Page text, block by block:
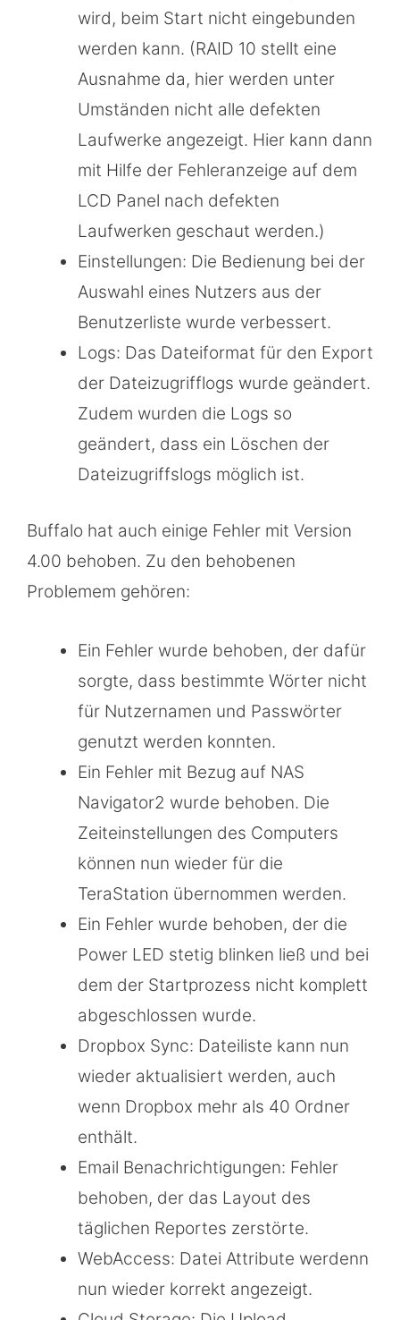
wird, beim Start nicht eingebunden
werden kann. (RAID 10 stellt eine
Ausnahme da, hier werden unter
Umständen nicht alle defekten
Laufwerke angezeigt. Hier kann dann
mit Hilfe der Fehleranzeige auf dem
LCD Panel nach defekten
Laufwerken geschaut werden.)
Einstellungen: Die Bedienung bei der
Auswahl eines Nutzers aus der
Benutzerliste wurde verbessert.
Logs: Das Dateiformat für den Export
der Dateizugrifflogs wurde geändert.
Zudem wurden die Logs so
geändert, dass ein Löschen der
Dateizugriffslogs möglich ist.
Buffalo hat auch einige Fehler mit Version
4.00 behoben. Zu den behobenen
Problemem gehören:
Ein Fehler wurde behoben, der dafür
sorgte, dass bestimmte Wörter nicht
für Nutzernamen und Passwörter
genutzt werden konnten.
Ein Fehler mit Bezug auf NAS
Navigator2 wurde behoben. Die
Zeiteinstellungen des Computers
können nun wieder für die
TeraStation übernommen werden.
Ein Fehler wurde behoben, der die
Power LED stetig blinken ließ und bei
dem der Startprozess nicht komplett
abgeschlossen wurde.
Dropbox Sync: Dateiliste kann nun
wieder aktualisiert werden, auch
wenn Dropbox mehr als 40 Ordner
enthält.
Email Benachrichtigungen: Fehler
behoben, der das Layout des
täglichen Reportes zerstörte.
WebAccess: Datei Attribute werdenn
nun wieder korrekt angezeigt.